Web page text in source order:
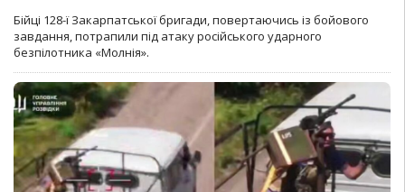
Бійці 128-ї Закарпатської бригади, повертаючись із бойового
завдання, потрапили під атаку російського ударного
безпілотника «Молнія».